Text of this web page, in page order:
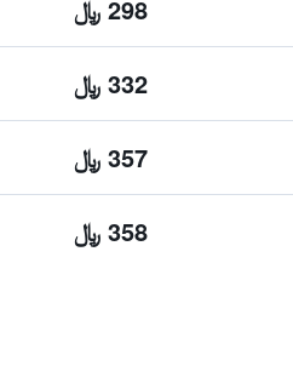
298 ﷼
332 ﷼
357 ﷼
358 ﷼